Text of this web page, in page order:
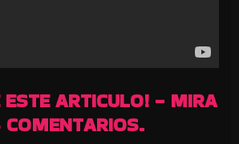
ESTE ARTICULO! - MIRA